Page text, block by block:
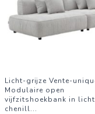
Licht-grijze Vente-
Modulaire open
vijfzitshoekbank in
chenill...